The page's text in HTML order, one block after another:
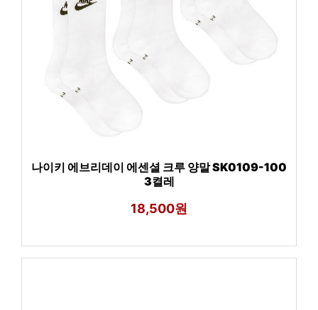
나이키 에브리데이 에센셜 크루 양말 SK0109-100
3켤레
18,500원